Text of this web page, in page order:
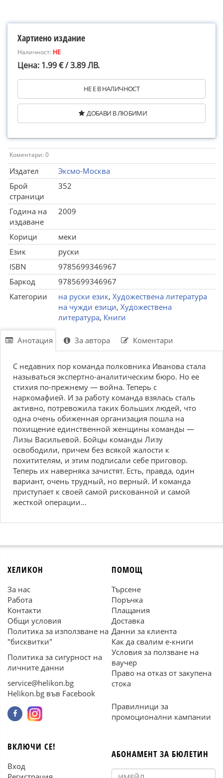
Хартиено издание
Наличност: НЕ
Цена: 1.99 € / 3.89 ЛВ.
НЕ Е В НАЛИЧНОСТ
ДОБАВИ В ЛЮБИМИ
Коментари: 0
Издател
Эксмо-Москва
Брой
страници
352
Година на
издаване
2009
Корици
меки
Език
руски
ISBN
9785699346967
Баркод
9785699346967
Категории
на руски език, Художествена литература
на чужди езици, Художествена
литература, Книги
Анотация За автора Коментари
С недавних пор команда полковника Иванова стала
называться экспертно-аналитическим бюро. Но ее
стихия по-прежнему — война. Теперь с
наркомафией. И за работу команда взялась сталь
активно, потревожила таких больших людей, что
одна очень обиженная организация пошла на
похищение единственной женщины команды —
Лизы Васильевой. Бойцы команды Лизу
освободили, причем без всякой жалости к
похитителям, и этим подписали себе приговор.
Теперь их наверняка зачистят. Есть, правда, один
вариант, очень трудный, но верный. И команда
приступает к своей самой рискованной и самой
жесткой операции...
ХЕЛИКОН
За нас
Работа
Контакти
Общи условия
Политика за използване на
"бисквитки"
Политика за сигурност на
личните данни
service@helikon.bg
Helikon.bg във Facebook
ПОМОЩ
Търсене
Поръчка
Плащания
Доставка
Данни за клиента
Как да свалим е-книги
Условия за ползване на
ваучер
Право на отказ от закупена
стока
Правилници за
промоционални кампании
ВКЛЮЧИ СЕ!
Вход
АБОНАМЕНТ ЗА БЮЛЕТИН